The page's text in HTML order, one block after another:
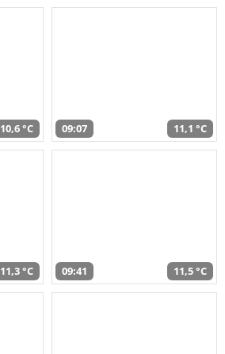
10,6 °C 09:07 11,1 °C
11,3 °C 09:41 11,5 °C